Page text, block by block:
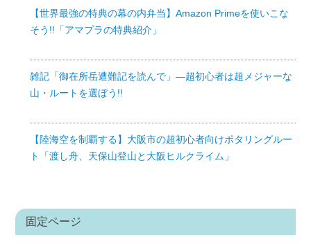
【世界最強の特典の幕の内弁当】Amazon Primeを使いこな
そう!!「アマプラの特典紹介」
雑記「御在所岳遭難記を読んで」—超初心者は超メジャーな
山・ルートを選ぼう!!
【陸海空を制覇する】大阪市の超初心者向けポタリングルー
ト「渡し舟、天保山登山と大阪ヒルクライム」
固定ページ